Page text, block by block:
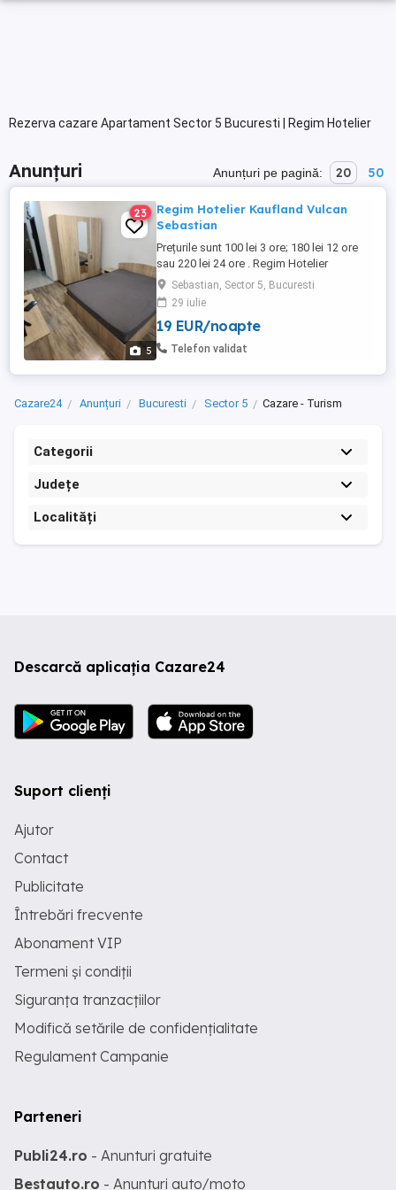
Rezerva cazare Apartament Sector 5 Bucuresti | Regim Hotelier
Anunțuri Anunțuri pe pagină: 20 50
5
23
Regim Hotelier Kaufland Vulcan
Sebastian
Prețurile sunt 100 lei 3 ore; 180 lei 12 ore
sau 220 lei 24 ore . Regim Hotelier
Garsoniera 42 mp situata in zona 13
Septembrie Parc Sebastian .
Curățenie,discreție,internet wifi, televizor
LCD. Ne rezervam dreptul de a ne selecta
clienții. Pentru perioade mai lungi de 7 zile
Sebastian, Sector 5, Bucuresti
29 iulie
19 EUR/noapte
Telefon validat
Cazare24 Anunțuri Bucuresti Sector 5 Cazare - Turism
Categorii
Județe
Localități
Descarcă aplicația Cazare24
Suport clienți
Ajutor
Contact
Publicitate
Întrebări frecvente
Abonament VIP
Termeni și condiții
Siguranța tranzacțiilor
Modifică setările de confidențialitate
Regulament Campanie
Parteneri
Publi24.ro - Anunturi gratuite
Bestauto.ro - Anunturi auto/moto